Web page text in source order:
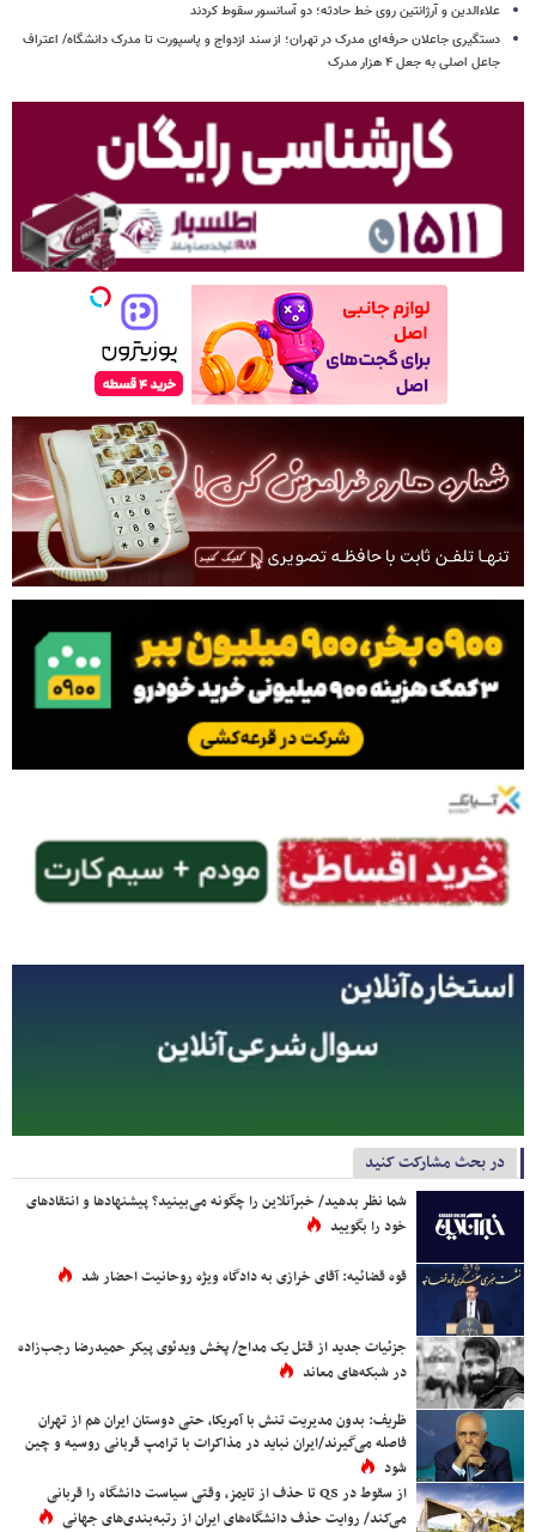
علاءالدین و آرژانتین روی خط حادثه؛ دو آسانسور سقوط کردند
دستگیری جاعلان حرفه‌ای مدرک در تهران؛ از سند ازدواج و پاسپورت تا مدرک دانشگاه/ اعتراف
جاعل اصلی به جعل ۴ هزار مدرک
در بحث مشارکت کنید
شما نظر بدهید/ خبرآنلاین را چگونه می‌بینید؟ پیشنهادها و انتقادهای
خود را بگویید
قوه قضائیه: آقای خرازی به دادگاه ویژه روحانیت احضار شد
جزئیات جدید از قتل یک مداح/ پخش ویدئوی پیکر حمیدرضا رجب‌زاده
در شبکه‌های معاند
ظریف: بدون مدیریت تنش با آمریکا، حتی دوستان ایران هم از تهران
فاصله می‌گیرند/ایران نباید در مذاکرات با ترامپ قربانی روسیه و چین
شود
از سقوط در QS تا حذف از تایمز، وقتی سیاست دانشگاه را قربانی
می‌کند/ روایت حذف دانشگاه‌های ایران از رتبه‌بندی‌های جهانی